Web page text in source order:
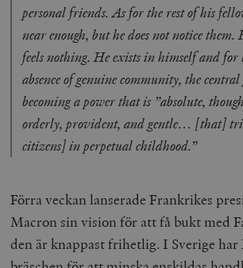
personal friends. As for the rest of his
near enough, but he does not notice them.
feels nothing. He exists in himself and
absence of genuine community, the
becoming a power that is ”absolute,
orderly, provident, and gentle… [that]
citizens] in perpetual childhood.”
Förra veckan lanserade Frankrikes
Macron sin vision för att få bukt med
den är knappast frihetlig. I Sverige